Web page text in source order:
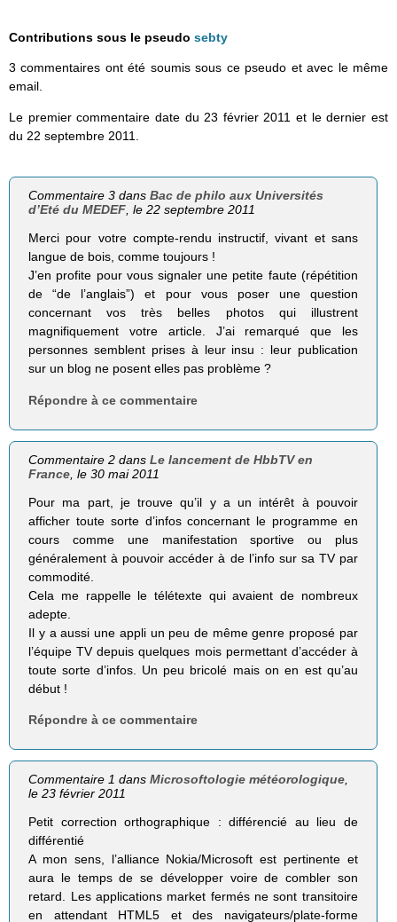
Contributions sous le pseudo sebty
3 commentaires ont été soumis sous ce pseudo et avec le même
email.
Le premier commentaire date du 23 février 2011 et le dernier est
du 22 septembre 2011.
Commentaire 3 dansBac de philo aux Universités
d’Eté du MEDEF, le 22 septembre 2011
Merci pour votre compte-rendu instructif, vivant et sans
langue de bois, comme toujours !
J’en profite pour vous signaler une petite faute (répétition
de “de l’anglais”) et pour vous poser une question
concernant vos très belles photos qui illustrent
magnifiquement votre article. J’ai remarqué que les
personnes semblent prises à leur insu : leur publication
sur un blog ne posent elles pas problème ?
Répondre à ce commentaire
Commentaire 2 dansLe lancement de HbbTV en
France , le 30 mai 2011
Pour ma part, je trouve qu’il y a un intérêt à pouvoir
afficher toute sorte d’infos concernant le programme en
cours comme une manifestation sportive ou plus
généralement à pouvoir accéder à de l’info sur sa TV par
commodité.
Cela me rappelle le télétexte qui avaient de nombreux
adepte.
Il y a aussi une appli un peu de même genre proposé par
l’équipe TV depuis quelques mois permettant d’accéder à
toute sorte d’infos. Un peu bricolé mais on en est qu’au
début !
Répondre à ce commentaire
Commentaire 1 dansMicrosoftologie météorologique
le 23 février 2011
Petit correction orthographique : différencié au lieu de
différentié
A mon sens, l’alliance Nokia/Microsoft est pertinente et
aura le temps de se développer voire de combler son
retard. Les applications market fermés ne sont transitoire
en attendant HTML5 et des navigateurs/plate-forme